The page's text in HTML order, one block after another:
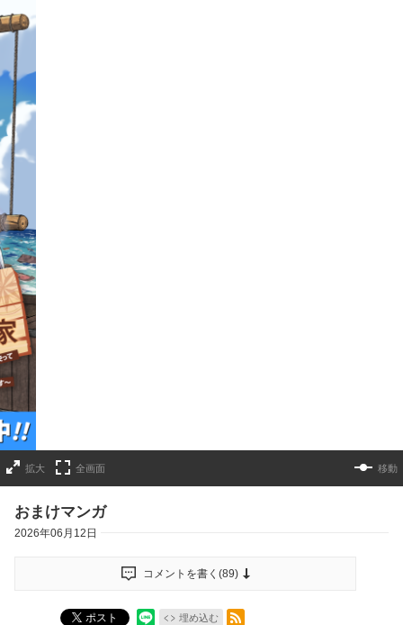
拡大 全画面 移動
おまけマンガ
2026年06月12日
コメントを書く(89)
ポスト 埋め込む
RSSフィード